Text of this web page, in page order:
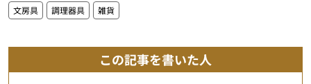
文房具 調理器具 雑貨
この記事を書いた人